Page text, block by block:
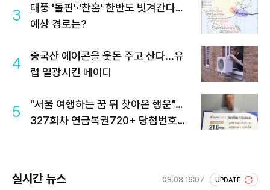
3
태풍 '돌핀'·'찬홈' 한반도 빗겨간다…
예상 경로는?
4
중국산 에어콘을 웃돈 주고 산다...유
럽 열광시킨 메이디
5
"서울 여행하는 꿈 뒤 찾아온 행운"…
327회차 연금복권720+ 당첨번호조
실시간 뉴스 08.08 16:07 UPDATE